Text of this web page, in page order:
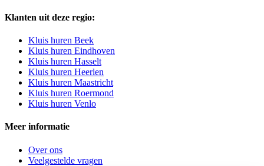
Klanten uit deze regio:
Kluis huren Beek
Kluis huren Eindhoven
Kluis huren Hasselt
Kluis huren Heerlen
Kluis huren Maastricht
Kluis huren Roermond
Kluis huren Venlo
Meer informatie
Over ons
Veelgestelde vragen